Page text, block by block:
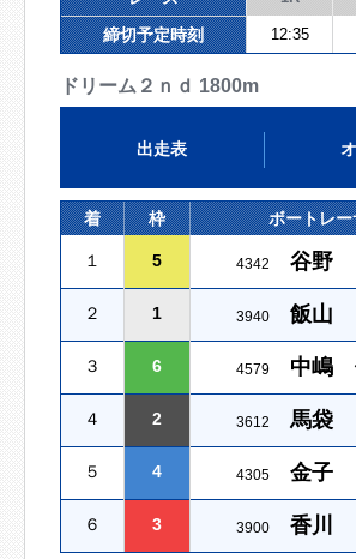
締切予定時刻 12:35
ドリーム２ｎｄ 1800m
出走表
着 枠 ボートレー
１ 5 4342 谷野
２ 1 3940 飯
３ 6 4579 中嶋
４ 2 3612 馬袋
５ 4 4305 金子
６ 3 3900 香川